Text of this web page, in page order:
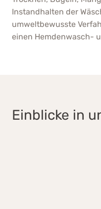
Instandhalten der
umweltbewusste
einen Hemdenwasch-
Einblicke in